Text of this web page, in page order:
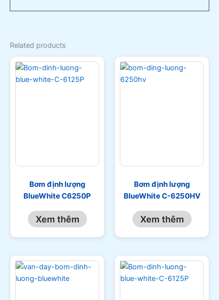
Related products
Bơm định lượng
BlueWhite C6250P
Xem thêm
Bơm định lượng
BlueWhite C-6250HV
Xem thêm